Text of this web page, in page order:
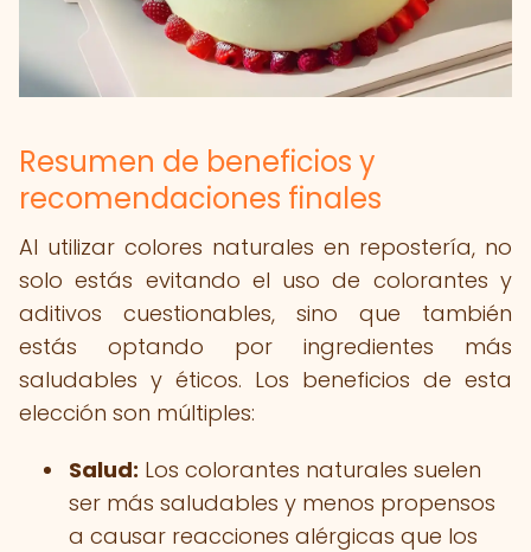
Resumen de beneficios y
recomendaciones finales
Al utilizar colores naturales en repostería, no
solo estás evitando el uso de colorantes y
aditivos cuestionables, sino que también
estás optando por ingredientes más
saludables y éticos. Los beneficios de esta
elección son múltiples:
Salud: Los colorantes naturales suelen
ser más saludables y menos propensos
a causar reacciones alérgicas que los